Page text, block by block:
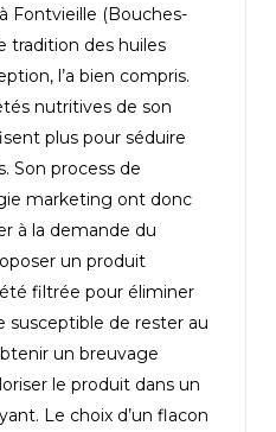
Fontvieille (Bouches-
tradition des huiles
l’a bien compris.
nutritives de son
plus pour séduire
Son process de
marketing ont donc
à la demande du
un produit
été filtrée pour éliminer
de rester au
un breuvage
le produit dans un
Le choix d’un flacon